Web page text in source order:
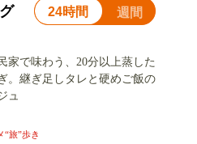
24時間 週間
家で味わう、20分以上蒸した
。継ぎ足しタレと硬めご飯の
ュ
“旅”歩き